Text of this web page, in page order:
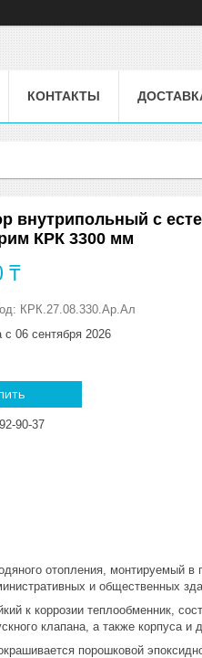
КОНТАКТЫ
внутрипольный с
КРК 3300 мм
₸
КРК.27.08.330.Ар.Ал
с 06 сентября 2026
90-37
отопления, монтируемый
и общественных
к коррозии теплообменник,
клапана, а также корпуса и
порошковой